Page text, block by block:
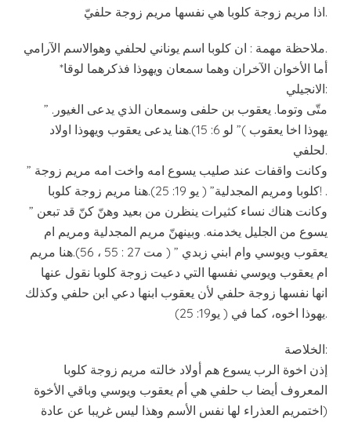
اذا مريم زوجة كلوبا هي نفسها مريم زوجة حلفيّ.
ملاحظة مهمة : ان كلوبا اسم يوناني لحلفي وهوالاسم الآرامي.
*أما الأخوان الآخران وهما سمعان ويهوذا فذكرهما لوقا
الانجيلي:
” متّى وتوما. يعقوب بن حلفى وسمعان الذي يدعى الغيور.
يهوذا اخا يعقوب )” لو 6: 15).هنا يدعى يعقوب ويهوذا اولاد
لحلفي.
” وكانت واقفات عند صليب يسوع امه واخت امه مريم زوجة
كلوبا ومريم المجدلية” ( يو 19: 25).هنا مريم زوجة كلوبا! .
” وكانت هناك نساء كثيرات ينظرن من بعيد وهنّ كنّ قد تبعن
يسوع من الجليل يخدمنه. وبينهنّ مريم المجدلية ومريم ام
يعقوب ويوسي وام ابني زبدي ” ( مت 27 : 55 ، 56).هنا مريم
ام يعقوب ويوسي نفسها التي دعيت زوجة كلوبا نقول عنها
انها نفسها زوجة حلفي لأن يعقوب ابنها دعي ابن حلفي وكذلك
يهوذا اخوه، كما في ( يو19: 25).
الخلاصة:
إذن اخوة الرب يسوع هم أولاد خالته مريم زوجة كلوبا
المعروف أيضا ب حلفي هي أم يعقوب ويوسي وباقي الأخوة
(اختمريم العذراء لها نفس الأسم وهذا ليس غريبا عن عادة